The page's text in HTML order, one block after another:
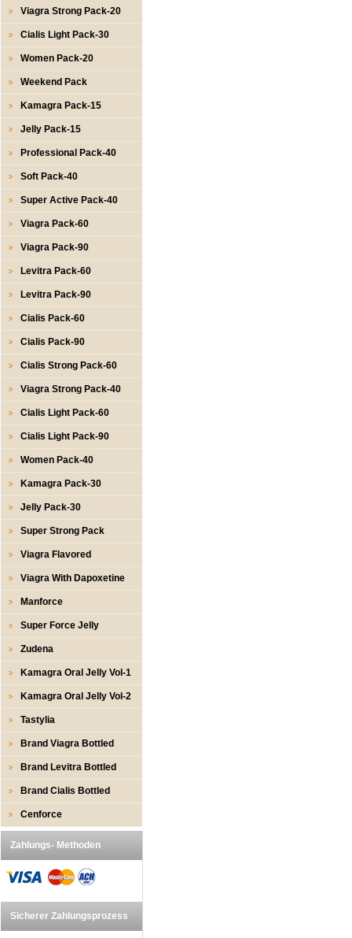
Viagra Strong Pack-20
Cialis Light Pack-30
Women Pack-20
Weekend Pack
Kamagra Pack-15
Jelly Pack-15
Professional Pack-40
Soft Pack-40
Super Active Pack-40
Viagra Pack-60
Viagra Pack-90
Levitra Pack-60
Levitra Pack-90
Cialis Pack-60
Cialis Pack-90
Cialis Strong Pack-60
Viagra Strong Pack-40
Cialis Light Pack-60
Cialis Light Pack-90
Women Pack-40
Kamagra Pack-30
Jelly Pack-30
Super Strong Pack
Viagra Flavored
Viagra With Dapoxetine
Manforce
Super Force Jelly
Zudena
Kamagra Oral Jelly Vol-1
Kamagra Oral Jelly Vol-2
Tastylia
Brand Viagra Bottled
Brand Levitra Bottled
Brand Cialis Bottled
Cenforce
Zahlungs- Methoden
Sicherer Zahlungsprozess